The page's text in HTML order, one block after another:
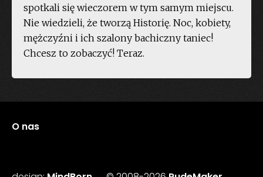
spotkali się wieczorem w tym samym miejscu.
Nie wiedzieli, że tworzą Historię. Noc, kobiety,
mężczyźni i ich szalony bachiczny taniec!
Chcesz to zobaczyć! Teraz.
O nas